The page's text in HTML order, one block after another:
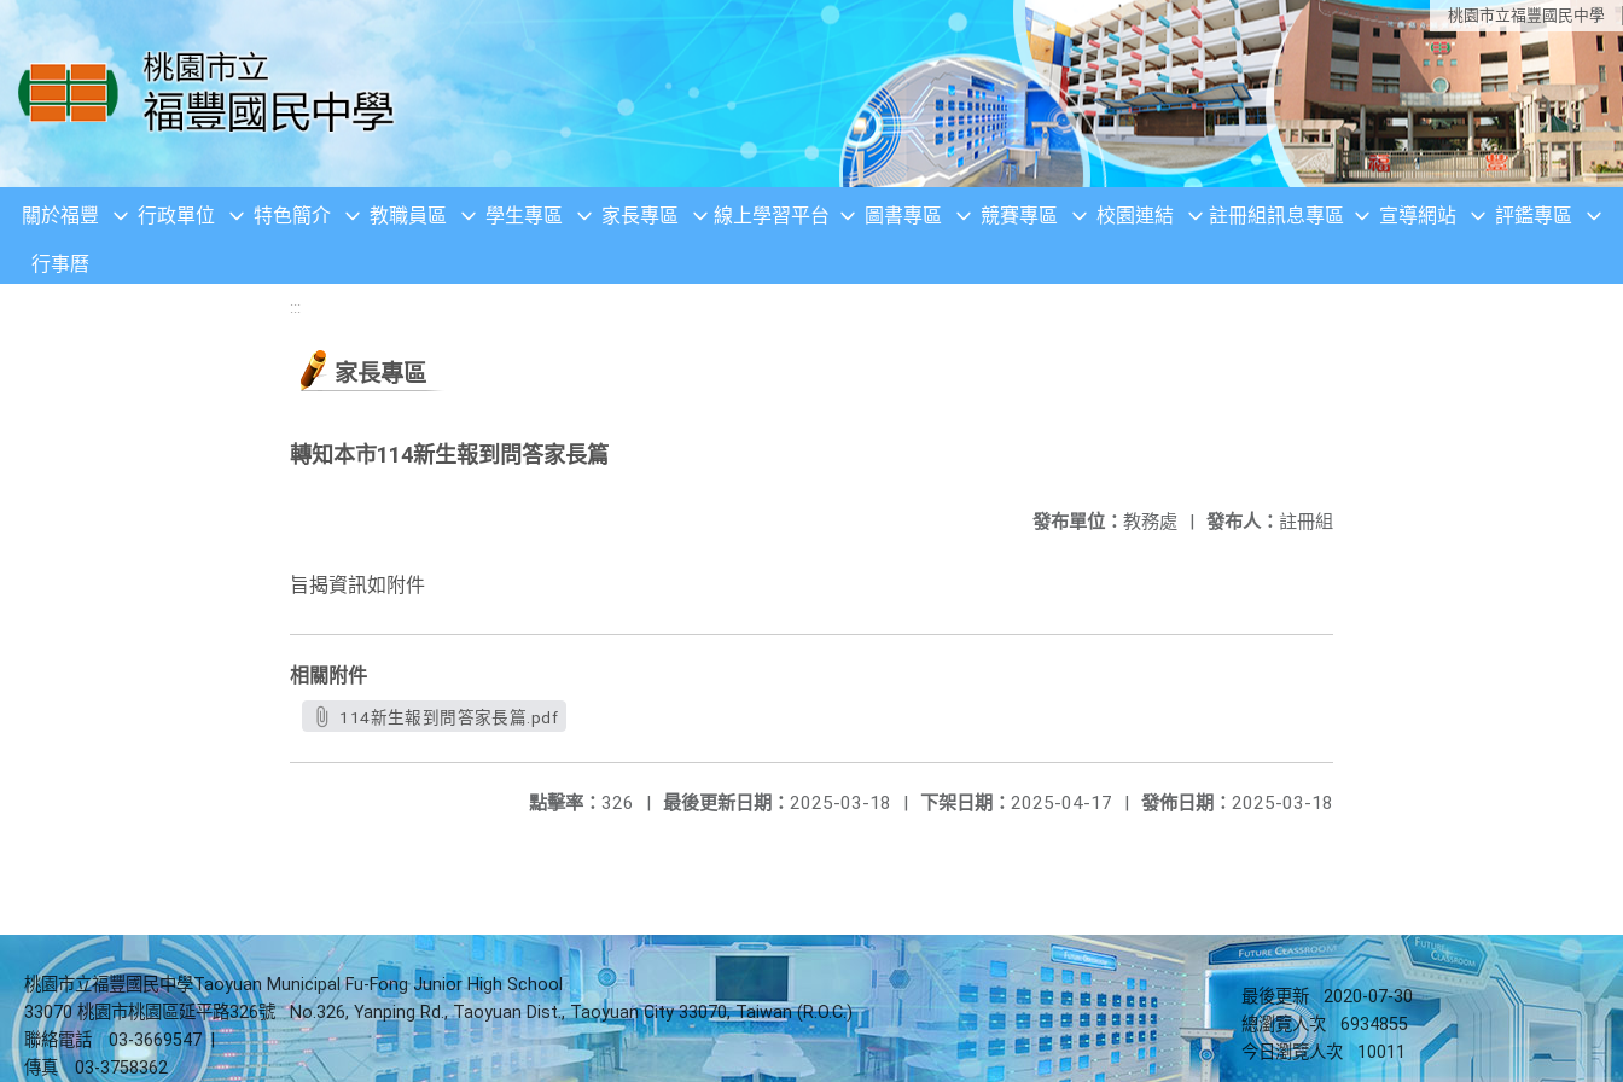
移至網頁之主要內容區位置 桃園市立福豐國民中學
關於福豐 行政單位 特色簡介 教職員區 學生專區 家長專區 線上學習平台 圖書專區 競賽專區 校園連結 註冊組訊息專區 宣導網站 評鑑專區
行事曆
:::
家長專區
轉知本市114新生報到問答家長篇
發布人： 註冊組
發布單位： 教務處 |
旨揭資訊如附件
相關附件
114新生報到問答家長篇.pdf
發佈日期： 2025-03-18
下架日期： 2025-04-17 |
最後更新日期： 2025-03-18 |
點擊率： 326 |
桃園市立福豐國民中學Taoyuan Municipal Fu-Fong Junior High School
33070 桃園市桃園區延平路326號
No.326, Yanping Rd., Taoyuan Dist., Taoyuan City 33070, Taiwan (R.O.C.)
聯絡電話
03-3669547 |
傳真
03-3758362
最後更新
2020-07-30
總瀏覽人次
6934855
今日瀏覽人次
10011